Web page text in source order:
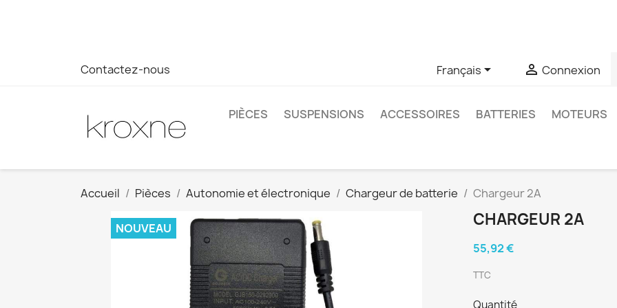
Contactez-nous Français  Connexion
PIÈCES SUSPENSIONS ACCESSOIRES BATTERIES MOTEURS
Accueil Pièces Autonomie et électronique Chargeur de batterie Chargeur 2A
NOUVEAU CHARGEUR 2A
55,92 €
TTC
Quantité